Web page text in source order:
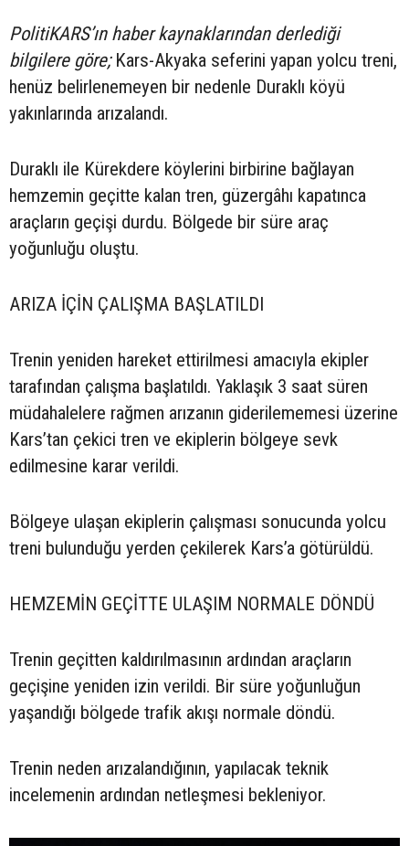
PolitiKARS’ın haber kaynaklarından derlediği
bilgilere göre;Kars-Akyaka seferini yapan yolcu treni,
henüz belirlenemeyen bir nedenle Duraklı köyü
yakınlarında arızalandı.
Duraklı ile Kürekdere köylerini birbirine bağlayan
hemzemin geçitte kalan tren, güzergâhı kapatınca
araçların geçişi durdu. Bölgede bir süre araç
yoğunluğu oluştu.
ARIZA İÇİN ÇALIŞMA BAŞLATILDI
Trenin yeniden hareket ettirilmesi amacıyla ekipler
tarafından çalışma başlatıldı. Yaklaşık 3 saat süren
müdahalelere rağmen arızanın giderilememesi üzerine
Kars’tan çekici tren ve ekiplerin bölgeye sevk
edilmesine karar verildi.
Bölgeye ulaşan ekiplerin çalışması sonucunda yolcu
treni bulunduğu yerden çekilerek Kars’a götürüldü.
HEMZEMİN GEÇİTTE ULAŞIM NORMALE DÖNDÜ
Trenin geçitten kaldırılmasının ardından araçların
geçişine yeniden izin verildi. Bir süre yoğunluğun
yaşandığı bölgede trafik akışı normale döndü.
Trenin neden arızalandığının, yapılacak teknik
incelemenin ardından netleşmesi bekleniyor.